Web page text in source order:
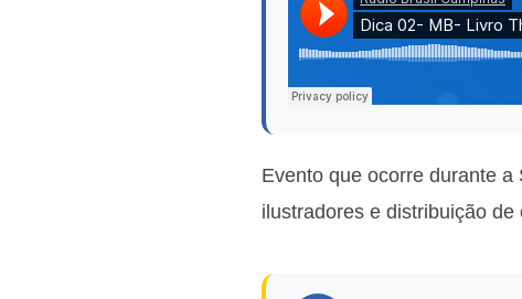
Evento que ocorre durante
ilustradores e distribuição de